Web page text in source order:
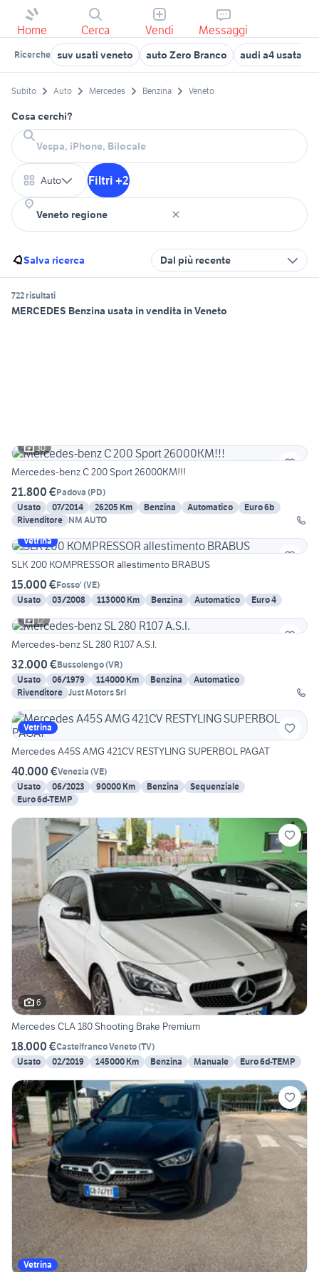
Home Cerca Vendi Messaggi
Ricerche suv usati veneto auto Zero Branco audi a4 usata
Subito Auto Mercedes Benzina Veneto
Cosa cerchi?
Auto Filtri +2
Salva ricerca Dal più recente
722 risultati
MERCEDES Benzina usata in vendita in Veneto
30
Mercedes-benz C 200 Sport 26000KM!!!
21.800 €Padova (PD)
Usato
07/2014 26205 Km Benzina Automatico
Euro 6b
Rivenditore NM AUTO
Vetrina
SLK 200 KOMPRESSOR allestimento BRABUS
15.000 €Fosso' (VE)
Usato
03/2008 113000 Km Benzina Automatico
Euro 4
12
Mercedes-benz SL 280 R107 A.S.I.
32.000 €Bussolengo(VR)
Usato
06/1979 114000 Km Benzina
Automatico
Rivenditore Just Motors Srl
Vetrina
Mercedes A45S AMG 421CV RESTYLING SUPERBOL PAGAT
40.000 €Venezia (VE)
Usato
06/2023 90000 Km Benzina
Sequenziale
Euro 6d-TEMP
6
Mercedes CLA 180 Shooting Brake Premium
18.000 €Castelfranco Veneto(TV)
Usato
02/2019 145000 Km Benzina Manuale Euro 6d-TEMP
Vetrina